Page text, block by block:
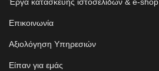
Επικοινωνία
Αξιολόγηση Υπηρεσιών
Είπαν για εμάς